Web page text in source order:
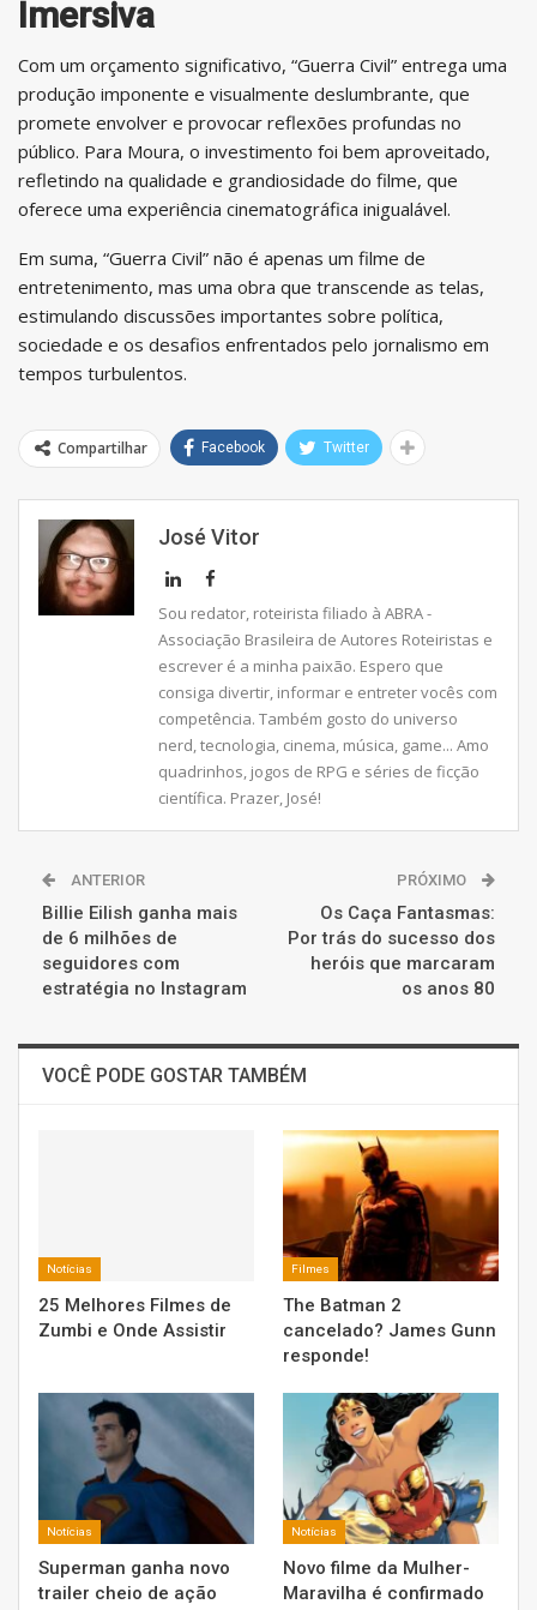
Imersiva
Com um orçamento significativo, “Guerra Civil” entrega uma
produção imponente e visualmente deslumbrante, que
promete envolver e provocar reflexões profundas no
público. Para Moura, o investimento foi bem aproveitado,
refletindo na qualidade e grandiosidade do filme, que
oferece uma experiência cinematográfica inigualável.
Em suma, “Guerra Civil” não é apenas um filme de
entretenimento, mas uma obra que transcende as telas,
estimulando discussões importantes sobre política,
sociedade e os desafios enfrentados pelo jornalismo em
tempos turbulentos.
Compartilhar Facebook Twitter
José Vitor
Sou redator, roteirista filiado à ABRA -
Associação Brasileira de Autores Roteiristas e
escrever é a minha paixão. Espero que
consiga divertir, informar e entreter vocês com
competência. Também gosto do universo
nerd, tecnologia, cinema, música, game... Amo
quadrinhos, jogos de RPG e séries de ficção
científica. Prazer, José!
ANTERIOR
Billie Eilish ganha mais
de 6 milhões de
seguidores com
estratégia no Instagram
PRÓXIMO
Os Caça Fantasmas:
Por trás do sucesso dos
heróis que marcaram
os anos 80
VOCÊ PODE GOSTAR TAMBÉM
Notícias
25 Melhores Filmes de
Zumbi e Onde Assistir
Filmes
The Batman 2
cancelado? James Gunn
responde!
Notícias
Superman ganha novo
trailer cheio de ação
Notícias
Novo filme da Mulher-
Maravilha é confirmado